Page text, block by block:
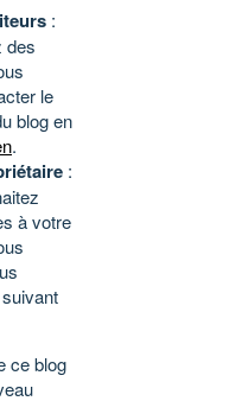
:
des
le
blog en
.
:
à votre
ce blog